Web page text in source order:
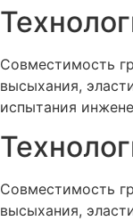
Совместимость
высыхания,
испытания
Совместимость
высыхания,